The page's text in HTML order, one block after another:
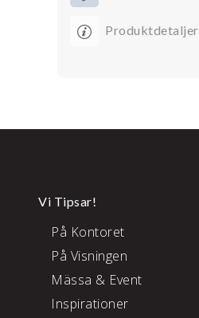
Produktdetaljer
Vi Tipsar!
På Kontoret
På Visningen
Mässa & Event
Inspirationer